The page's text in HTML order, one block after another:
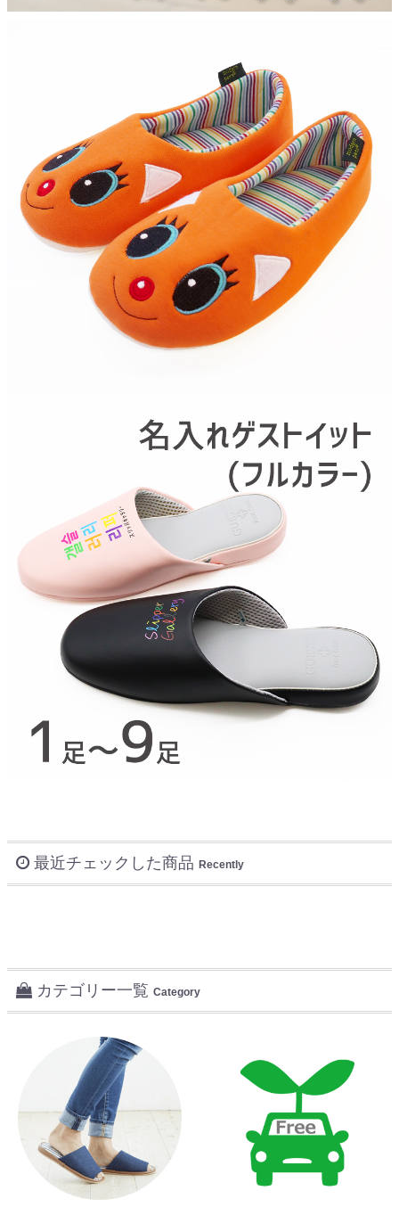
最近チェックした商品 Recently
カテゴリー一覧 Category